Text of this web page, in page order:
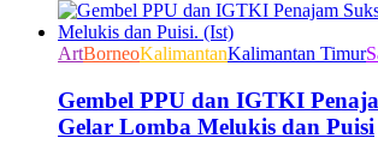
ArtBorneoKalimantanKalimantan Timur
Gembel PPU dan IGTKI
Gelar Lomba Melukis dan Puisi